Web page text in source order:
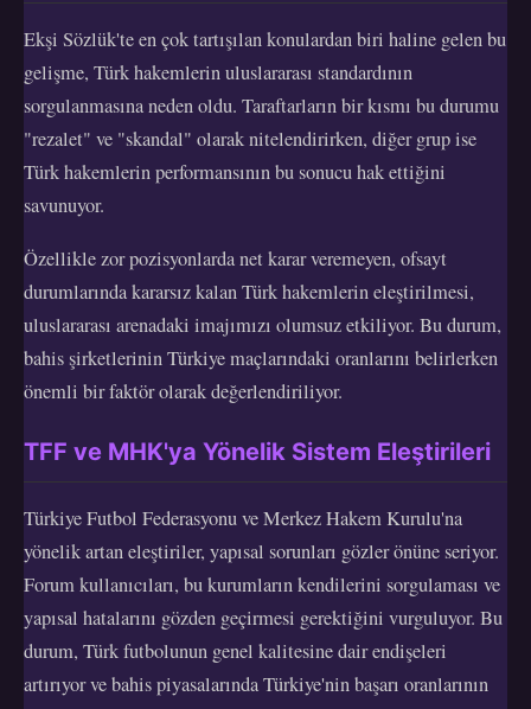
Ekşi Sözlük'te en çok tartışılan konulardan biri haline gelen bu
gelişme, Türk hakemlerin uluslararası standardının
sorgulanmasına neden oldu. Taraftarların bir kısmı bu durumu
"rezalet" ve "skandal" olarak nitelendirirken, diğer grup ise
Türk hakemlerin performansının bu sonucu hak ettiğini
savunuyor.
Özellikle zor pozisyonlarda net karar veremeyen, ofsayt
durumlarında kararsız kalan Türk hakemlerin eleştirilmesi,
uluslararası arenadaki imajımızı olumsuz etkiliyor. Bu durum,
bahis şirketlerinin Türkiye maçlarındaki oranlarını belirlerken
önemli bir faktör olarak değerlendiriliyor.
TFF ve MHK'ya Yönelik Sistem Eleştirileri
Türkiye Futbol Federasyonu ve Merkez Hakem Kurulu'na
yönelik artan eleştiriler, yapısal sorunları gözler önüne seriyor.
Forum kullanıcıları, bu kurumların kendilerini sorgulaması ve
yapısal hatalarını gözden geçirmesi gerektiğini vurguluyor. Bu
durum, Türk futbolunun genel kalitesine dair endişeleri
artırıyor ve bahis piyasalarında Türkiye'nin başarı oranlarının